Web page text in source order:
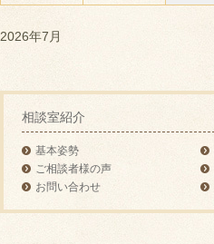
2026年7月
相談室紹介
基本姿勢
ご相談者様の声
お問い合わせ